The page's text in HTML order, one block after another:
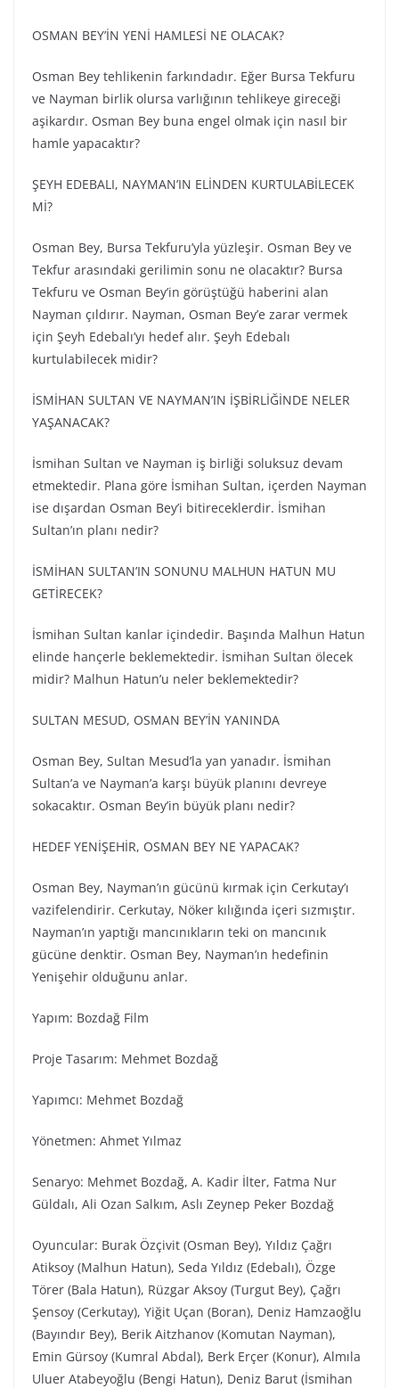
OSMAN BEY’İN YENİ HAMLESİ NE OLACAK?
Osman Bey tehlikenin farkındadır. Eğer Bursa Tekfuru
ve Nayman birlik olursa varlığının tehlikeye gireceği
aşikardır. Osman Bey buna engel olmak için nasıl bir
hamle yapacaktır?
ŞEYH EDEBALI, NAYMAN’IN ELİNDEN KURTULABİLECEK
Mİ?
Osman Bey, Bursa Tekfuru’yla yüzleşir. Osman Bey ve
Tekfur arasındaki gerilimin sonu ne olacaktır? Bursa
Tekfuru ve Osman Bey’in görüştüğü haberini alan
Nayman çıldırır. Nayman, Osman Bey’e zarar vermek
için Şeyh Edebalı’yı hedef alır. Şeyh Edebalı
kurtulabilecek midir?
İSMİHAN SULTAN VE NAYMAN’IN İŞBİRLİĞİNDE NELER
YAŞANACAK?
İsmihan Sultan ve Nayman iş birliği soluksuz devam
etmektedir. Plana göre İsmihan Sultan, içerden Nayman
ise dışardan Osman Bey’i bitireceklerdir. İsmihan
Sultan’ın planı nedir?
İSMİHAN SULTAN’IN SONUNU MALHUN HATUN MU
GETİRECEK?
İsmihan Sultan kanlar içindedir. Başında Malhun Hatun
elinde hançerle beklemektedir. İsmihan Sultan ölecek
midir? Malhun Hatun’u neler beklemektedir?
SULTAN MESUD, OSMAN BEY’İN YANINDA
Osman Bey, Sultan Mesud’la yan yanadır. İsmihan
Sultan’a ve Nayman’a karşı büyük planını devreye
sokacaktır. Osman Bey’in büyük planı nedir?
HEDEF YENİŞEHİR, OSMAN BEY NE YAPACAK?
Osman Bey, Nayman’ın gücünü kırmak için Cerkutay’ı
vazifelendirir. Cerkutay, Nöker kılığında içeri sızmıştır.
Nayman’ın yaptığı mancınıkların teki on mancınık
gücüne denktir. Osman Bey, Nayman’ın hedefinin
Yenişehir olduğunu anlar.
Yapım: Bozdağ Fi̇lm
Proje Tasarım: Mehmet Bozdağ
Yapımcı: Mehmet Bozdağ
Yönetmen: Ahmet Yılmaz
Senaryo: Mehmet Bozdağ, A. Kadir İlter, Fatma Nur
Güldalı, Ali Ozan Salkım, Aslı Zeynep Peker Bozdağ
Oyuncular: Burak Özçivit (Osman Bey), Yıldız Çağrı
Atiksoy (Malhun Hatun), Seda Yıldız (Edebalı), Özge
Törer (Bala Hatun), Rüzgar Aksoy (Turgut Bey), Çağrı
Şensoy (Cerkutay), Yiğit Uçan (Boran), Deniz Hamzaoğlu
(Bayındır Bey), Berik Aitzhanov (Komutan Nayman),
Emin Gürsoy (Kumral Abdal), Berk Erçer (Konur), Almıla
Uluer Atabeyoğlu (Bengi Hatun), Deniz Barut (İsmihan